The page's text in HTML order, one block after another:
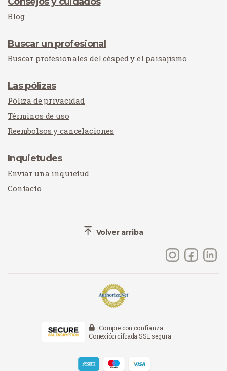
Blog
Buscar un profesional
Buscar profesionales del césped y el paisajismo
Las pólizas
Póliza de privacidad
Términos de uso
Reembolsos y cancelaciones
Inquietudes
Enviar una inquietud
Contacto
Volver arriba
Compre con confianza
Conexión cifrada SSL segura